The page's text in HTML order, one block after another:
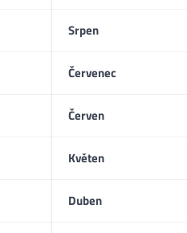
Srpen
Červenec
Červen
Květen
Duben